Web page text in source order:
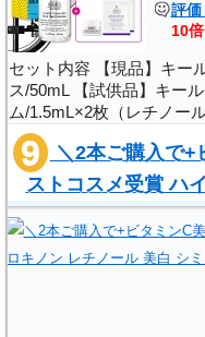
評価
10
セット内容 【現品】キー
ス/50mL 【試供品】キー
ム/1.5mL×2枚（レチノー
ム UFC 7ml（クリーム）
区分：化粧品 広告文責：
＼2本ご購入で+
ストコスメ受賞 ハ